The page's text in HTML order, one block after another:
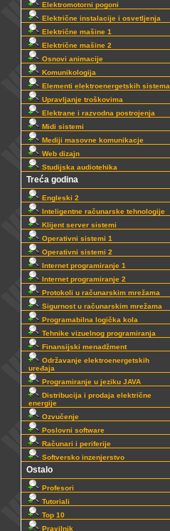
Elektromotorni pogoni
Električne instalacije i osvetljenja
Električne mašine 1
Električne mašine 2
Osnovi animacije
Komunikologija
Elementi elektroenergetskih sistema
Upravljanje troškovima
Elektrane i razvodna postrojenja
Midi sistemi
Mediji masovne komunikacje
Web dizajn
Studijska audiotehika
Treća godina
Engleski 2
Inteligentne računarske tehnologije
Klijent server sistemi
Operativni sistemi 1
Operativni sistemi 2
Internet programiranje 1
Internet programiranje 2
Protokoli u računarskim mrežama
Sigurnost u računarskim mrežama
Programabilna logička kola
Tehnike vizuelnog programiranja
Finansijski menadžment
Održavanje elektroenergetskih
uređaja
Programiranje u jeziku JAVA
Distribucija i prodaja električne
energije
Ozvučenje
Poslovni software
Računari i periferije
Softversko inzenjerstvo
Ostalo
Profesori
Tutoriali
Top 10
Pravilnik